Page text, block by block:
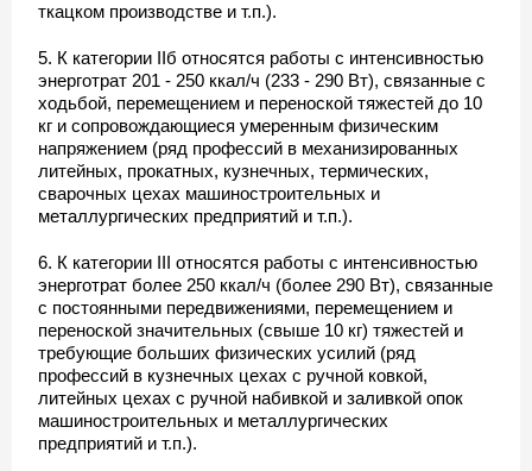
ткацком производстве и т.п.).
5. К категории IIб относятся работы с интенсивностью
энерготрат 201 - 250 ккал/ч (233 - 290 Вт), связанные с
ходьбой, перемещением и переноской тяжестей до 10
кг и сопровождающиеся умеренным физическим
напряжением (ряд профессий в механизированных
литейных, прокатных, кузнечных, термических,
сварочных цехах машиностроительных и
металлургических предприятий и т.п.).
6. К категории III относятся работы с интенсивностью
энерготрат более 250 ккал/ч (более 290 Вт), связанные
с постоянными передвижениями, перемещением и
переноской значительных (свыше 10 кг) тяжестей и
требующие больших физических усилий (ряд
профессий в кузнечных цехах с ручной ковкой,
литейных цехах с ручной набивкой и заливкой опок
машиностроительных и металлургических
предприятий и т.п.).